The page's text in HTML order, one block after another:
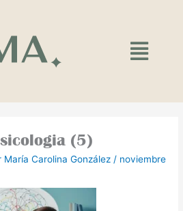
Main
Menu
(5)
María Carolina González / noviembre